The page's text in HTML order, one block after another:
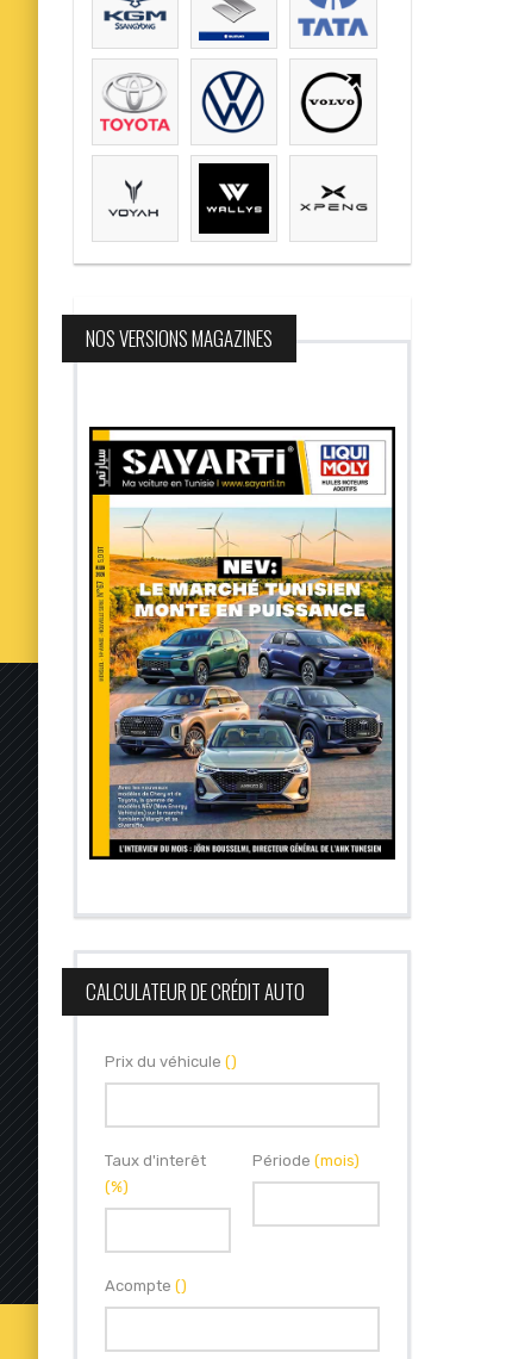
NOS VERSIONS MAGAZINES
CALCULATEUR DE CRÉDIT AUTO
Prix du véhicule ()
Taux d'interêt
(%)
Période(mois)
Acompte ()